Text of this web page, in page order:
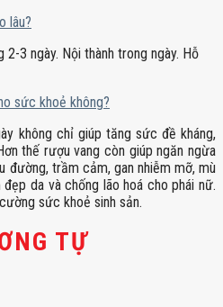
lâu?
3 ngày. Nội thành trong ngày. Hỗ
sức khoẻ không?
không chỉ giúp tăng sức đề kháng,
thế rượu vang còn giúp ngăn ngừa
đường, trầm cảm, gan nhiễm mỡ, mù
da và chống lão hoá cho phái nữ.
sức khoẻ sinh sản.
TỰ